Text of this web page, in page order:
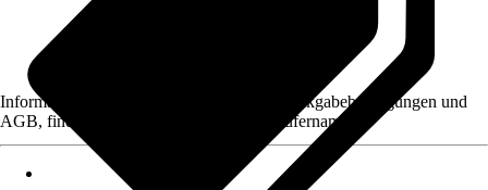
Informationen des Verkäufers, wie z. B. Rückgabebedingungen und
AGB, finden Sie bei Klick auf den Verkäufernamen.